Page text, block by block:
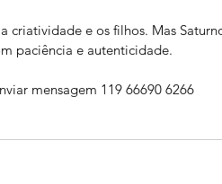
criatividade e os filhos. Mas
paciência e autenticidade.
mensagem 119 66690 6266